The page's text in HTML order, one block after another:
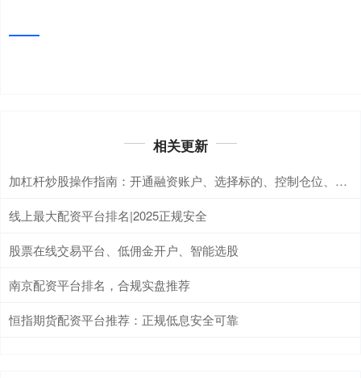
相关更新
加杠杆炒股操作指南：开通融资账户、选择标的、控制仓位、注意平仓线。
线上最大配资平台排名|2025正规安全
股票在线交易平台、低佣金开户、智能选股
南京配资平台排名，合规实盘推荐
恒指期货配资平台推荐：正规低息安全可靠